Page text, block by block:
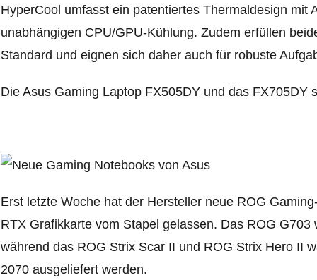
HyperCool umfasst ein patentiertes Thermaldesign mit
unabhängigen CPU/GPU-Kühlung. Zudem erfüllen
Standard und eignen sich daher auch für robuste
Die Asus Gaming Laptop FX505DY und das FX705DY
Erst letzte Woche hat der Hersteller neue ROG
RTX Grafikkarte vom Stapel gelassen. Das ROG
während das ROG Strix Scar II und ROG Strix Hero II
2070 ausgeliefert werden.